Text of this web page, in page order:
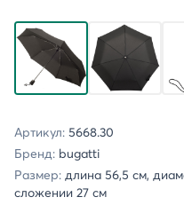
Артикул: 5668.30
Бренд: bugatti
Размер: длина 56,5 см,
сложении 27 см